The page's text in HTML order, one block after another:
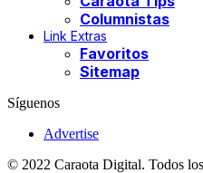
Columnistas
Link Extras
Favoritos
Sitemap
Síguenos
Advertise
© 2022 Caraota Digital. Todos